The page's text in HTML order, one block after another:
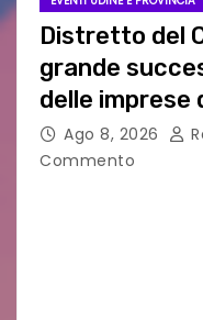
Distretto del
grande
delle
Ago 8, 2026
Commento